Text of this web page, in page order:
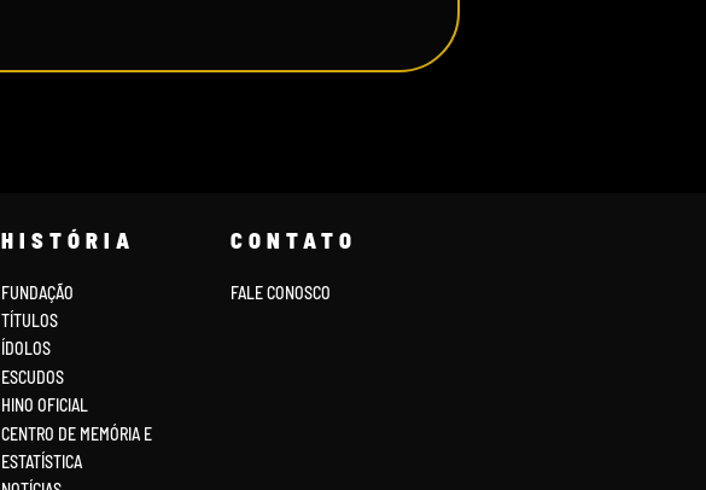
HISTÓRIA
FUNDAÇÃO
TÍTULOS
ÍDOLOS
ESCUDOS
HINO OFICIAL
CENTRO DE MEMÓRIA E
ESTATÍSTICA
CONTATO
FALE CONOSCO